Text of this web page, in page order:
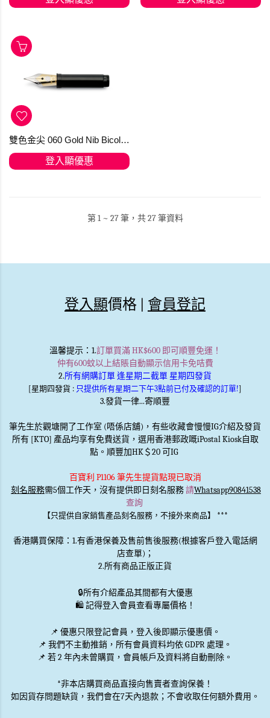
雙色金尖 060 Gold Nib Bicolor 14 Kt Kaweco (訂購)
登入顯優惠
第 1 ~ 27 筆，共 27 筆資料
登入顯價格 | 會員登記
溫馨提示：1.訂單買滿 HK$600 即可順豐免運！
仲有600蚊以上結賬自動顯示信用卡免咭費
2.所有網購訂單 逢星期二截單 星期四發貨
[星期四發貨 : 只提供所有星期二下午3點前已付及確認的訂單!]
3.發貨一律...寄順豐
筆先生於觀塘開了工作室 (唔係店舖)，有些收藏會慢慢IG介紹及發貨
所有 [KTO] 產品均享有免費送貨，選用香港郵政嘅iPostal Kiosk自取
點。順豐加HK＄20 可IG
百寶利 P1106 筆先生提貨點現已取消
刻名服務需5個工作天，沒有提供即日刻名服務請Whatsapp90841538
查詢
【只提供自家銷售產品刻名服務，不接外來商品】 ***
香港購買保障：1.有香港保養及售前售後服務(根據客戶登入電話網
店查單)；
2.所有商品正版正貨
🔒所有介紹產品其間都有大優惠
🛍️ 記得登入會員查看專屬價格！
📌 優惠只限登記會員 ，登入後即顯示優惠價。
📌 我們不主動推銷 ，所有會員資料均依 GDPR 處理。
📌 若 2 年內未曾購買，會員帳戶及資料將自動刪除。
*非本店購買商品直接向售賣者查詢保養！
如因貨存問題缺貨，我們會在7天內退款；不會收取任何額外費用。